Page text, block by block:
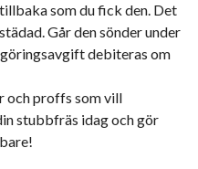
som du fick den. Det
Går den sönder under
debiteras om
och proffs som vill
stubbfräs idag och gör